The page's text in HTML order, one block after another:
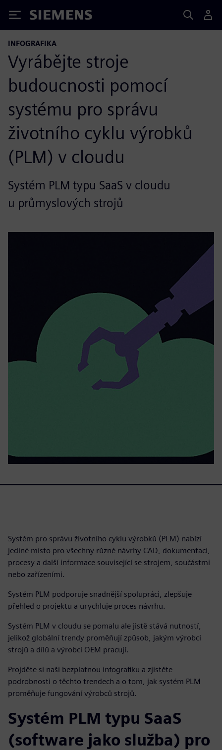
Siemens
INFOGRAFIKA
Vyrábějte stroje
budoucnosti pomocí
systému pro správu
životního cyklu výrobků
(PLM) v cloudu
Systém PLM typu SaaS v cloudu
u průmyslových strojů
Systém pro správu životního cyklu výrobků (PLM) nabízí
jediné místo pro všechny různé návrhy CAD, dokumentaci,
procesy a další informace související se strojem, součástmi
nebo zařízeními.
Systém PLM podporuje snadnější spolupráci, zlepšuje
přehled o projektu a urychluje proces návrhu.
Systém PLM v cloudu se pomalu ale jistě stává nutností,
jelikož globální trendy proměňují způsob, jakým výrobci
strojů a dílů a výrobci OEM pracují.
Projděte si naši bezplatnou infografiku a zjistěte
podrobnosti o těchto trendech a o tom, jak systém PLM
proměňuje fungování výrobců strojů.
Systém PLM typu SaaS
(software jako služba) pro